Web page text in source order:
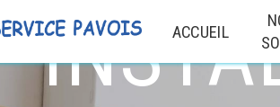
ACCUEIL